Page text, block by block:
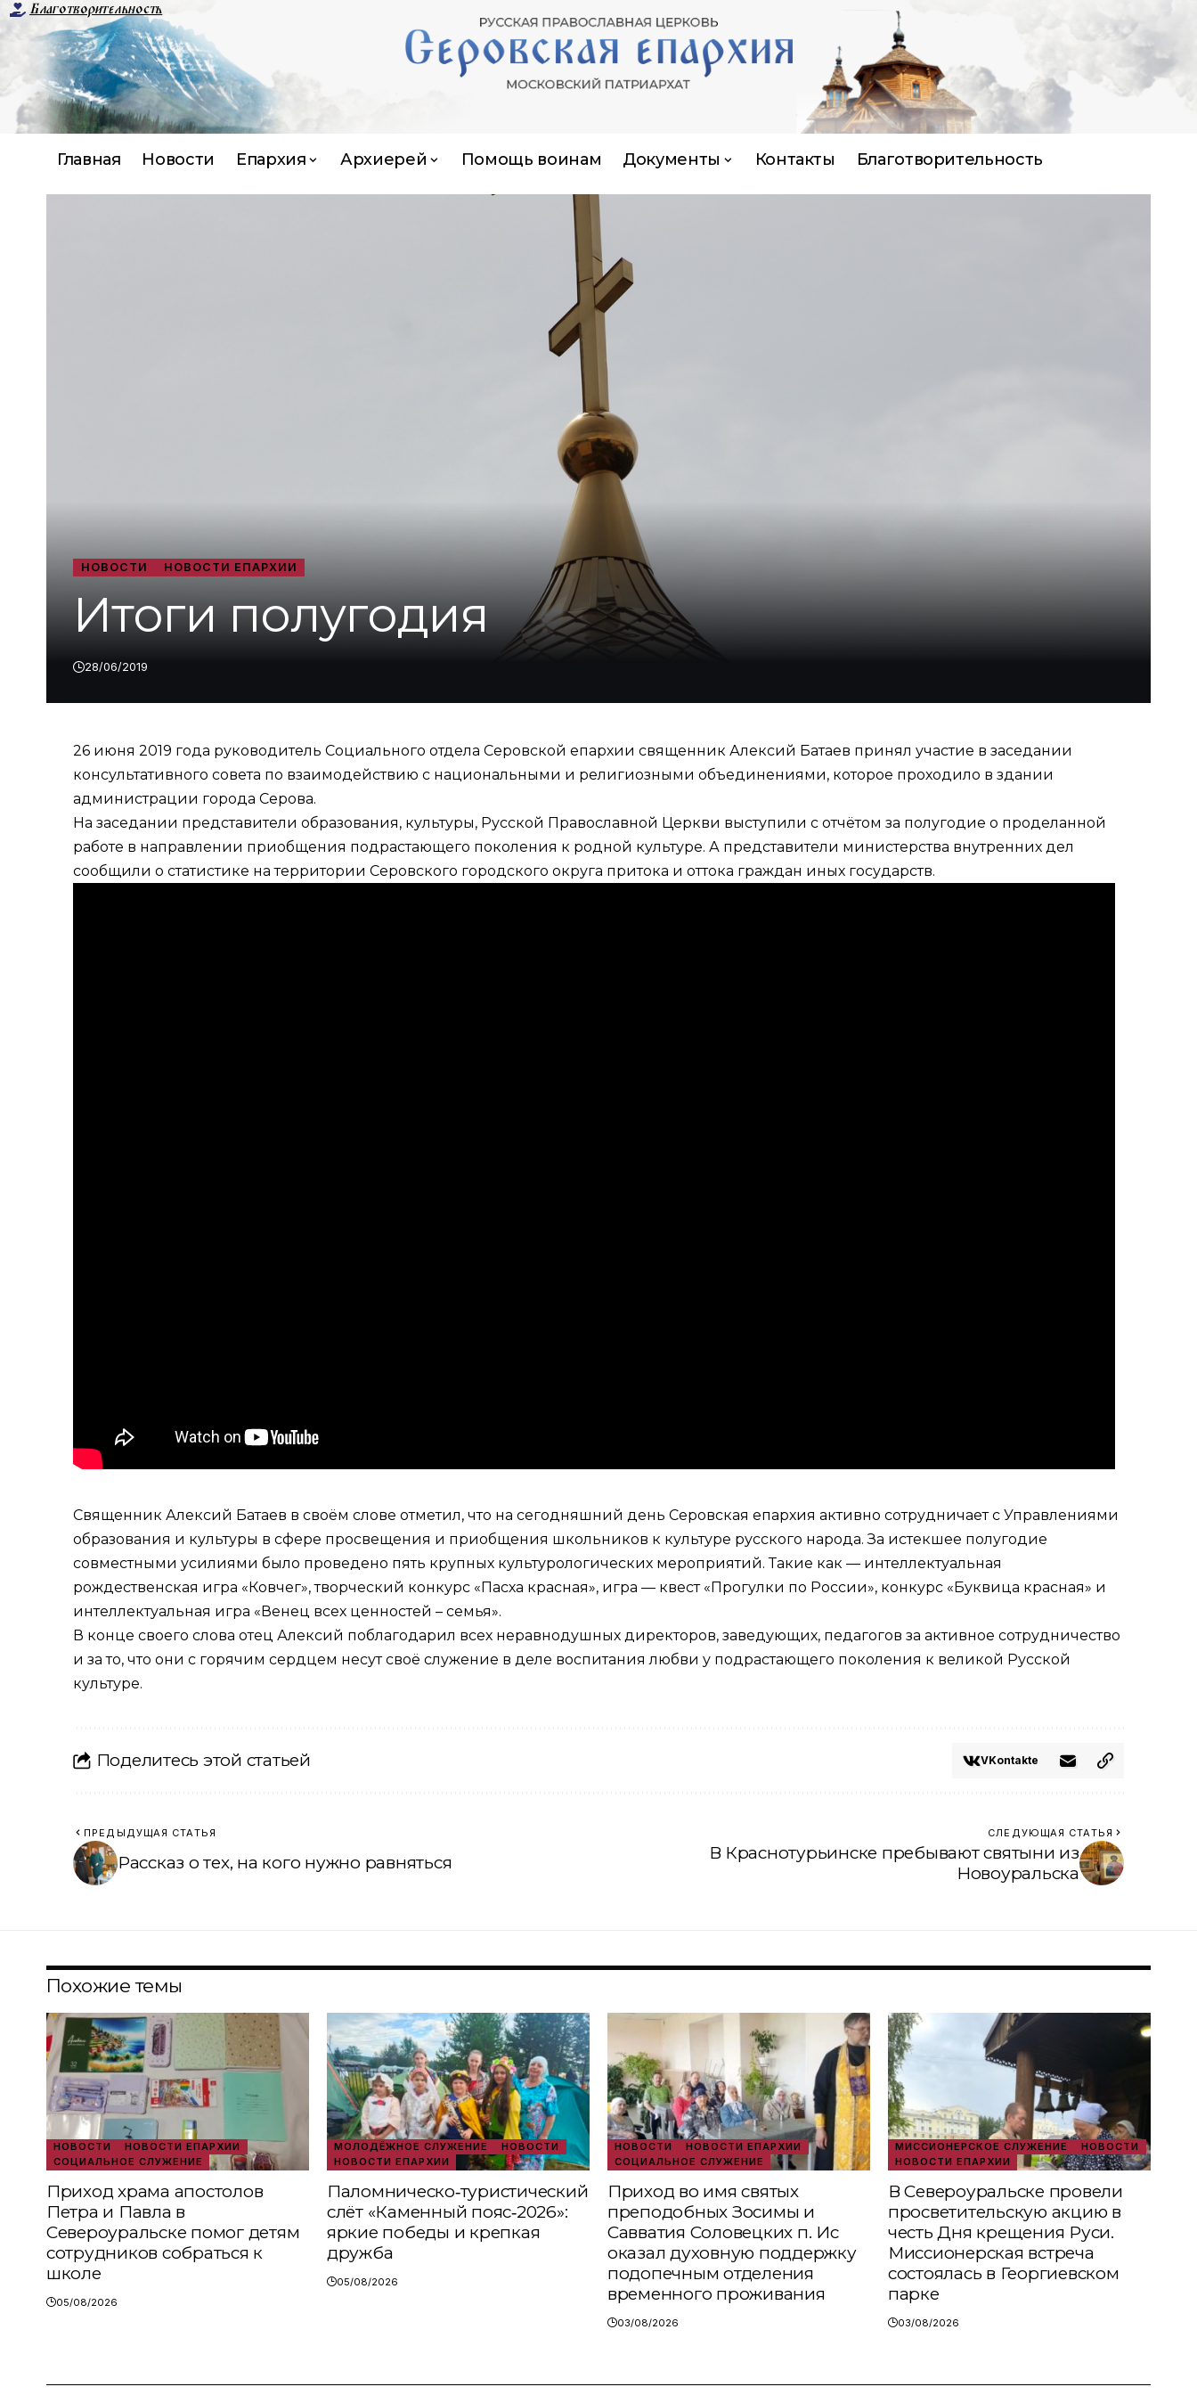
Благотворительность
Главная Новости Епархия Архиерей Помощь воинам Документы Контакты Благотворительность
НОВОСТИ НОВОСТИ ЕПАРХИИ
Итоги полугодия
28/06/2019
26 июня 2019 года руководитель Социального отдела Серовской епархии священник Алексий Батаев принял участие в заседании
консультативного совета по взаимодействию с национальными и религиозными объединениями, которое проходило в здании
администрации города Серова.
На заседании представители образования, культуры, Русской Православной Церкви выступили с отчётом за полугодие о проделанной
работе в направлении приобщения подрастающего поколения к родной культуре. А представители министерства внутренних дел
сообщили о статистике на территории Серовского городского округа притока и оттока граждан иных государств.
Священник Алексий Батаев в своём слове отметил, что на сегодняшний день Серовская епархия активно сотрудничает с Управлениями
образования и культуры в сфере просвещения и приобщения школьников к культуре русского народа. За истекшее полугодие
совместными усилиями было проведено пять крупных культурологических мероприятий. Такие как — интеллектуальная
рождественская игра «Ковчег», творческий конкурс «Пасха красная», игра — квест «Прогулки по России», конкурс «Буквица красная» и
интеллектуальная игра «Венец всех ценностей – семья».
В конце своего слова отец Алексий поблагодарил всех неравнодушных директоров, заведующих, педагогов за активное сотрудничество
и за то, что они с горячим сердцем несут своё служение в деле воспитания любви у подрастающего поколения к великой Русской
культуре.
Поделитесь этой статьей VKontakte
ПРЕДЫДУЩАЯ СТАТЬЯ
Рассказ о тех, на кого нужно равняться
СЛЕДУЮЩАЯ СТАТЬЯ
В Краснотурьинске пребывают святыни из
Новоуральска
Похожие темы
НОВОСТИ
НОВОСТИ ЕПАРХИИ
СОЦИАЛЬНОЕ СЛУЖЕНИЕ
Приход храма апостолов
Петра и Павла в
Североуральске помог детям
сотрудников собраться к
школе
05/08/2026
МОЛОДЁЖНОЕ СЛУЖЕНИЕ
НОВОСТИ
НОВОСТИ ЕПАРХИИ
Паломническо‑туристический
слёт «Каменный пояс‑2026»:
яркие победы и крепкая
дружба
05/08/2026
НОВОСТИ
НОВОСТИ ЕПАРХИИ
СОЦИАЛЬНОЕ СЛУЖЕНИЕ
Приход во имя святых
преподобных Зосимы и
Савватия Соловецких п. Ис
оказал духовную поддержку
подопечным отделения
временного проживания
03/08/2026
МИССИОНЕРСКОЕ СЛУЖЕНИЕ
НОВОСТИ
НОВОСТИ ЕПАРХИИ
В Североуральске провели
просветительскую акцию в
честь Дня крещения Руси.
Миссионерская встреча
состоялась в Георгиевском
парке
03/08/2026